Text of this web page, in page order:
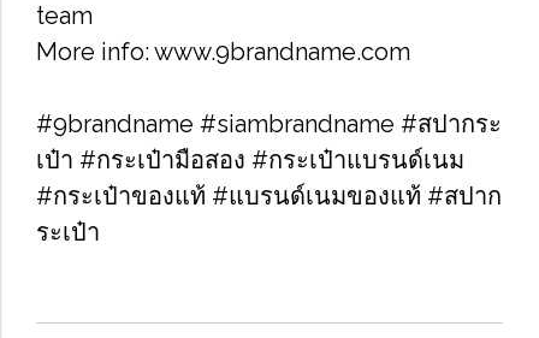
team
More info: www.9brandname.com
#9brandname #siambrandname #สปากระ
เป๋า #กระเป๋ามือสอง #กระเป๋าแบรนด์เนม
#กระเป๋าของแท้ #แบรนด์เนมของแท้ #สปาก
ระเป๋า